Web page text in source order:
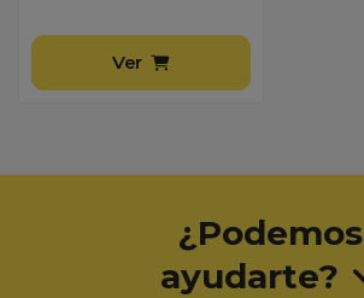
Ver
¿Podemos
ayudarte?